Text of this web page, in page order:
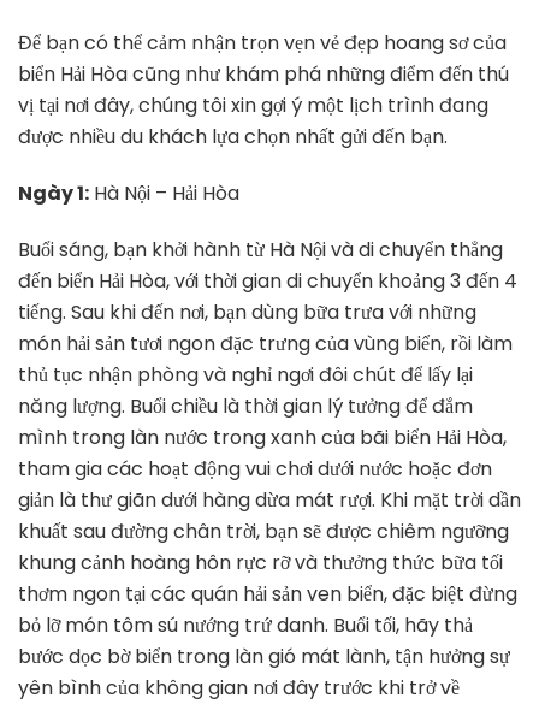
Để bạn có thể cảm nhận trọn vẹn vẻ đẹp hoang sơ của
biển Hải Hòa cũng như khám phá những điểm đến thú
vị tại nơi đây, chúng tôi xin gợi ý một lịch trình đang
được nhiều du khách lựa chọn nhất gửi đến bạn.
Ngày 1: Hà Nội – Hải Hòa
Buổi sáng, bạn khởi hành từ Hà Nội và di chuyển thẳng
đến biển Hải Hòa, với thời gian di chuyển khoảng 3 đến 4
tiếng. Sau khi đến nơi, bạn dùng bữa trưa với những
món hải sản tươi ngon đặc trưng của vùng biển, rồi làm
thủ tục nhận phòng và nghỉ ngơi đôi chút để lấy lại
năng lượng. Buổi chiều là thời gian lý tưởng để đắm
mình trong làn nước trong xanh của bãi biển Hải Hòa,
tham gia các hoạt động vui chơi dưới nước hoặc đơn
giản là thư giãn dưới hàng dừa mát rượi. Khi mặt trời dần
khuất sau đường chân trời, bạn sẽ được chiêm ngưỡng
khung cảnh hoàng hôn rực rỡ và thưởng thức bữa tối
thơm ngon tại các quán hải sản ven biển, đặc biệt đừng
bỏ lỡ món tôm sú nướng trứ danh. Buổi tối, hãy thả
bước dọc bờ biển trong làn gió mát lành, tận hưởng sự
yên bình của không gian nơi đây trước khi trở về